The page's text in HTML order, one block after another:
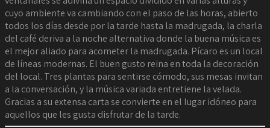
cuyo ambiente va cambiando con el paso de las horas, abierto
todos los dí­as desde por la tarde hasta la madrugada, la charla
del café deriva a la noche alternativa donde la buena música es
el mejor aliado para acometer la madrugada. Pícaro es un local
de líneas modernas. El buen gusto reina en toda la decoración
del local. Tres plantas para sentirse cómodo, sus mesas invitan
a la conversación, y la música variada entretiene la velada.
Gracias a su extensa carta se convierte en el lugar idóneo para
aquellos que les gusta disfrutar de la tarde.